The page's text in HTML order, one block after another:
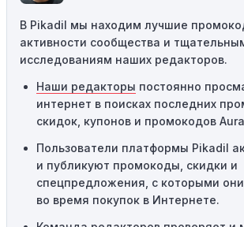
промокоды требуют соблюдения
порога покупки, чтобы получить
сумма в корзине не соответствует
код не сработает.
Географические ограничения:
промокодов может быть ограничено
местами или регионами. Если вы
пределами указанного региона, то
применяться.
В Pikadil мы находим лучшие
активности сообщества и
исследованиям наших редакторов.
Наши редакторы постоянно
интернет в поисках последних
скидок, купонов и промокодов
Пользователи платформы Pikadil
и публикуют промокоды, скидки и
спецпредложения, с которыми
во время покупок в Интернете.